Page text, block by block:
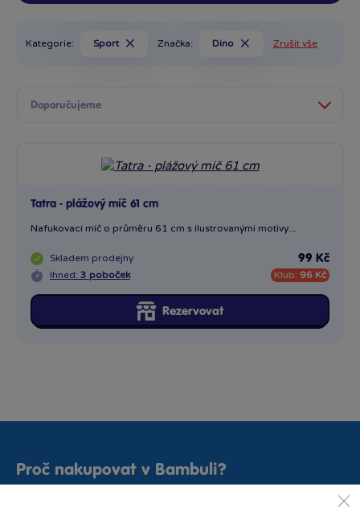
Kategorie: Sport Značka: Dino Zrušit vše
Tatra - plážový míč 61 cm
Nafukovací míč o průměru 61 cm s ilustrovanými motivy...
Skladem prodejny
Ihned: 3 poboček
99 Kč
Klub: 96 Kč
Rezervovat
Proč nakupovat v Bambuli?